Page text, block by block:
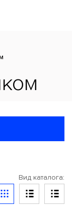
Вид каталога: